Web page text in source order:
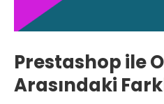
Prestashop ile
Arasındaki